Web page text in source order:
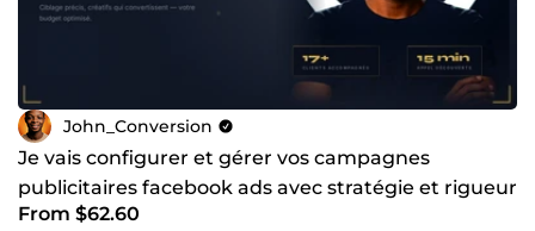
John_Conversion
Je vais configurer et gérer vos campagnes
publicitaires facebook ads avec stratégie et rigueur
From $62.60